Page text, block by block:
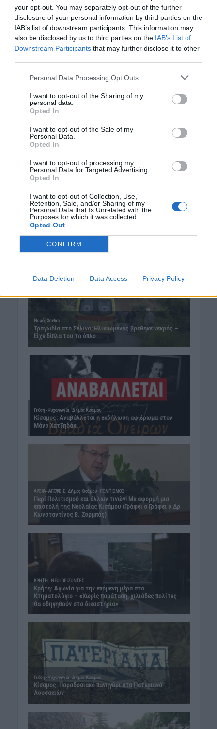
your opt-out. You may separately opt-out of the further
disclosure of your personal information by third parties on the
IAB’s list of downstream participants. This information may
also be disclosed by us to third parties on the IAB’s List of
Downstream Participants that may further disclose it to other
Personal Data Processing Opt Outs
I want to opt-out of the Sharing of my
personal data.
Opted In
I want to opt-out of the Sale of my
Personal Data.
Opted In
I want to opt-out of processing my
Personal Data for Targeted Advertising.
Opted In
I want to opt-out of Collection, Use,
Retention, Sale, and/or Sharing of my
Personal Data that Is Unrelated with the
Purposes for which it was collected.
Opted Out
CONFIRM
Data Deletion Data Access Privacy Policy
ΝΟΜΌΣ ΧΑΝΊΩΝ • ΠΑΙΔΕΙΑ - ΕΚΠΑΙΔΕΥΣΗ
Χανιά: Νέες ειδικότητες στη Σχολή
Ανώτερης Επαγγελματικής
Κατάρτισης – Οι ειδικότητες
8 Αυγούστου 2026 16:19